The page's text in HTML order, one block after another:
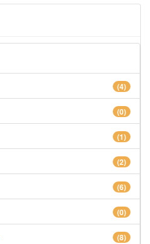
(4)
(0)
(1)
(2)
(6)
(0)
(8)